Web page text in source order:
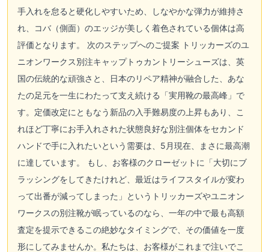
手入れを怠ると硬化しやすいため、しなやかな弾力が維持さ
れ、コバ（側面）のエッジが美しく着色されている個体は高
評価となります。 次のステップへのご提案 トリッカーズのユ
ニオンワークス別注キャップトゥカントリーシューズは、英
国の伝統的な頑強さと、日本のリペア精神が融合した、あな
たの足元を一生にわたって支え続ける「実用靴の最高峰」で
す。定価改定にともなう新品の入手難易度の上昇もあり、こ
れほど丁寧にお手入れされた状態良好な別注個体をセカンド
ハンドで手に入れたいという需要は、5月現在、まさに最高潮
に達しています。 もし、お客様のクローゼットに「大切にブ
ラッシングをしてきたけれど、最近はライフスタイルが変わ
って出番が減ってしまった」というトリッカーズやユニオン
ワークスの別注靴が眠っているのなら、一年の中で最も高額
査定を提示できるこの絶妙なタイミングで、その価値を一度
形にしてみませんか。私たちは、お客様がこれまで注いでこ